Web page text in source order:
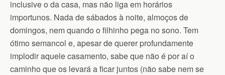
inclusive o da casa, mas não liga em horários
importunos. Nada de sábados à noite, almoços de
domingos, nem quando o filhinho pega no sono. Tem
ótimo semancol e, apesar de querer profundamente
implodir aquele casamento, sabe que não é por aí o
caminho que os levará a ficar juntos (não sabe nem se